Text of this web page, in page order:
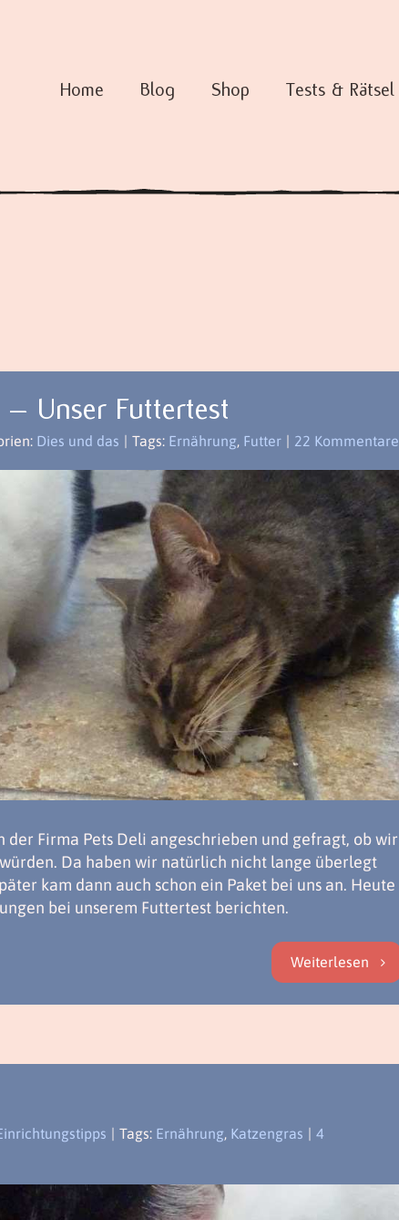
Home Blog Shop Tests & Rätsel
Unser Futtertest
Dies und das | Tags: Ernährung, Futter | 22 Kommentare
Firma Pets Deli angeschrieben und gefragt, ob wir
Da haben wir natürlich nicht lange überlegt
kam dann auch schon ein Paket bei uns an. Heute
bei unserem Futtertest berichten.
Weiterlesen
| Tags: Ernährung, Katzengras | 4